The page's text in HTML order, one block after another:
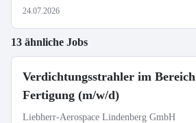
24.07.2026
13 ähnliche Jobs
Verdichtungsstrahler im Bereich
Fertigung (m/w/d)
Liebherr-Aerospace Lindenberg GmbH